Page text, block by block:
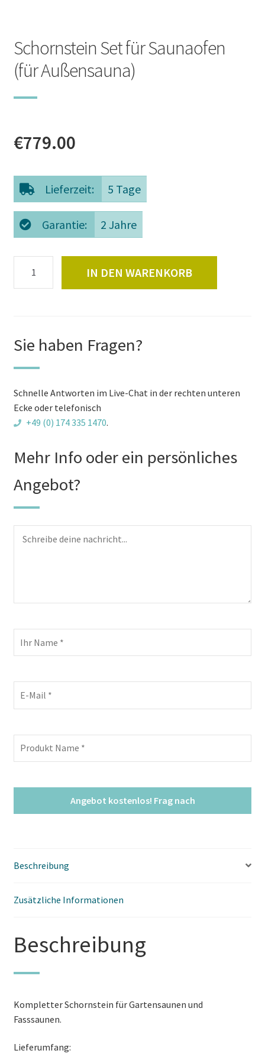
Schornstein Set für Saunaofen
(für Außensauna)
€779.00
Lieferzeit: 5 Tage
Garantie: 2 Jahre
für
Außensauna)
Menge
IN DEN WARENKORB
Sie haben Fragen?
Schnelle Antworten im Live-Chat in der rechten unteren
Ecke oder telefonisch
+49 (0) 174 335 1470.
Mehr Info oder ein persönliches
Angebot?
Beschreibung
Zusätzliche Informationen
Beschreibung
Kompletter Schornstein für Gartensaunen und
Fasssaunen.
Lieferumfang: